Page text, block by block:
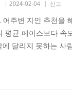
2024-02-04 신고
어주변 지인 추천을
평균 페이스보다 속
에 달리지 못하는